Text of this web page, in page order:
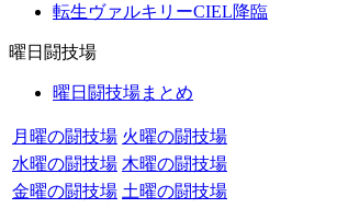
転生ヴァルキリーCIEL降臨
曜日闘技場
曜日闘技場まとめ
月曜の闘技場 火曜の闘技場
水曜の闘技場 木曜の闘技場
金曜の闘技場 土曜の闘技場